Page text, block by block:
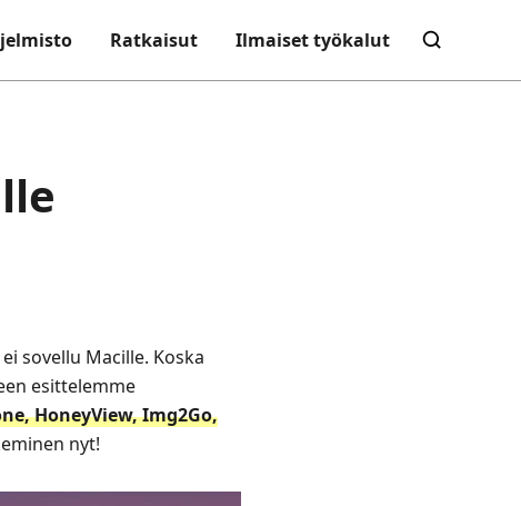
Ratkaisut Ilmaiset työkalut
sovellu Macille. Koska
esittelemme
HoneyView, Img2Go,
nyt!